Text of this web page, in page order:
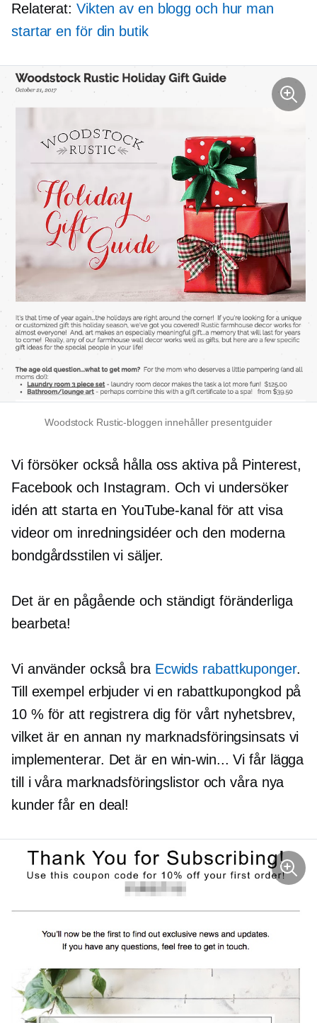
Relaterat: Vikten av en blogg och hur man
startar en för din butik
Woodstock Rustic-bloggen innehåller presentguider
Vi försöker också hålla oss aktiva på Pinterest,
Facebook och Instagram. Och vi undersöker
idén att starta en YouTube-kanal för att visa
videor om inredningsidéer och den moderna
bondgårdsstilen vi säljer.
Det är en pågående och ständigt föränderliga
bearbeta!
Vi använder också bra Ecwids rabattkuponger.
Till exempel erbjuder vi en rabattkupongkod på
10 % för att registrera dig för vårt nyhetsbrev,
vilket är en annan ny marknadsföringsinsats vi
implementerar. Det är en win-win... Vi får lägga
till i våra marknadsföringslistor och våra nya
kunder får en deal!